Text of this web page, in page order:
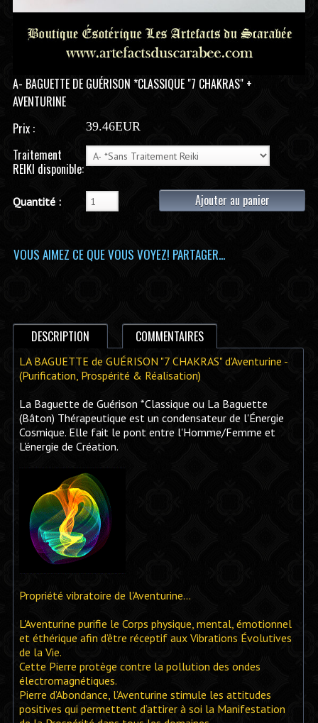
A- BAGUETTE DE GUÉRISON *CLASSIQUE "7 CHAKRAS" +
AVENTURINE
Prix :
39.46EUR
Traitement
REIKI disponible:
Quantité : Ajouter au panier
VOUS AIMEZ CE QUE VOUS VOYEZ! PARTAGER...
DESCRIPTION COMMENTAIRES
LA BAGUETTE de GUÉRISON "7 CHAKRAS" d'Aventurine -
(Purification, Prospérité & Réalisation)
La Baguette de Guérison *Classique ou La Baguette
(Bâton) Thérapeutique est un condensateur de l'Énergie
Cosmique. Elle fait le pont entre l'Homme/Femme et
L'énergie de Création.
Propriété vibratoire de l'Aventurine...
L'Aventurine purifie le Corps physique, mental, émotionnel
et éthérique afin d’être réceptif aux Vibrations Évolutives
de la Vie.
Cette Pierre protège contre la pollution des ondes
électromagnétiques.
Pierre d’Abondance, l’Aventurine stimule les attitudes
positives qui permettent d’attirer à soi la Manifestation